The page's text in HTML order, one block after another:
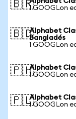
🇧🇷1 GOOGLon
🇧🇩Alphabet
Bangladés
1 GOOGLon
🇵🇭Alphabet
1 GOOGLon
🇵🇱Alphabet
1 GOOGLon